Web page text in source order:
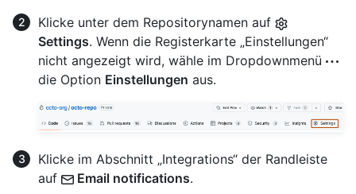
Klicke unter dem Repositorynamen auf
Settings. Wenn die Registerkarte „Einstellungen“
nicht angezeigt wird, wähle im Dropdownmenü
die Option Einstellungen aus.
Klicke im Abschnitt „Integrations“ der Randleiste
auf
Email notifications.